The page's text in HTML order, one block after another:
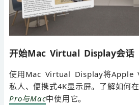
开始Mac Virtual Display会话
使用Mac Virtual Display将Apple
私人、便携式4K显示屏。了解如何在
Pro与Mac中使用它。